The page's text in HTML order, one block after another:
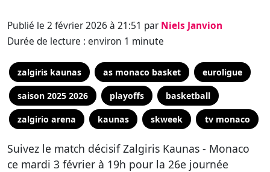
Publié le 2 février 2026 à 21:51 par Niels Janvion
Durée de lecture : environ 1 minute
zalgiris kaunas as monaco basket euroligue
saison 2025 2026 playoffs basketball
zalgirio arena kaunas skweek tv monaco
Suivez le match décisif Zalgiris Kaunas - Monaco
ce mardi 3 février à 19h pour la 26e journée